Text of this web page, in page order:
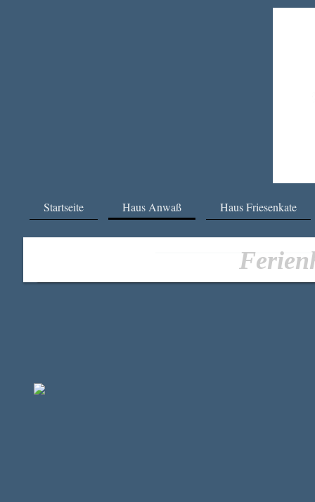
Startseite Haus Anwaß Haus Friesenkate